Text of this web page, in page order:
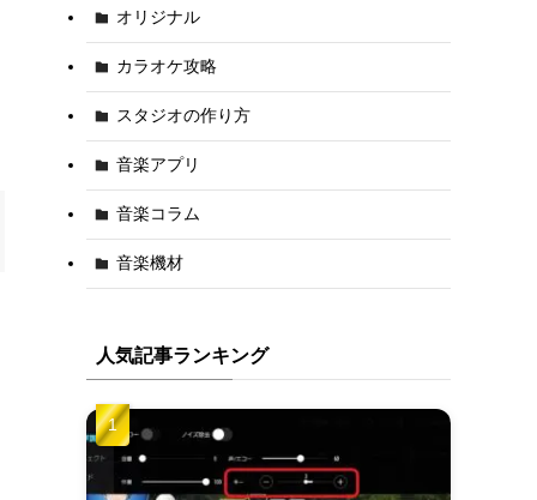
オリジナル
カラオケ攻略
スタジオの作り方
音楽アプリ
音楽コラム
音楽機材
人気記事ランキング